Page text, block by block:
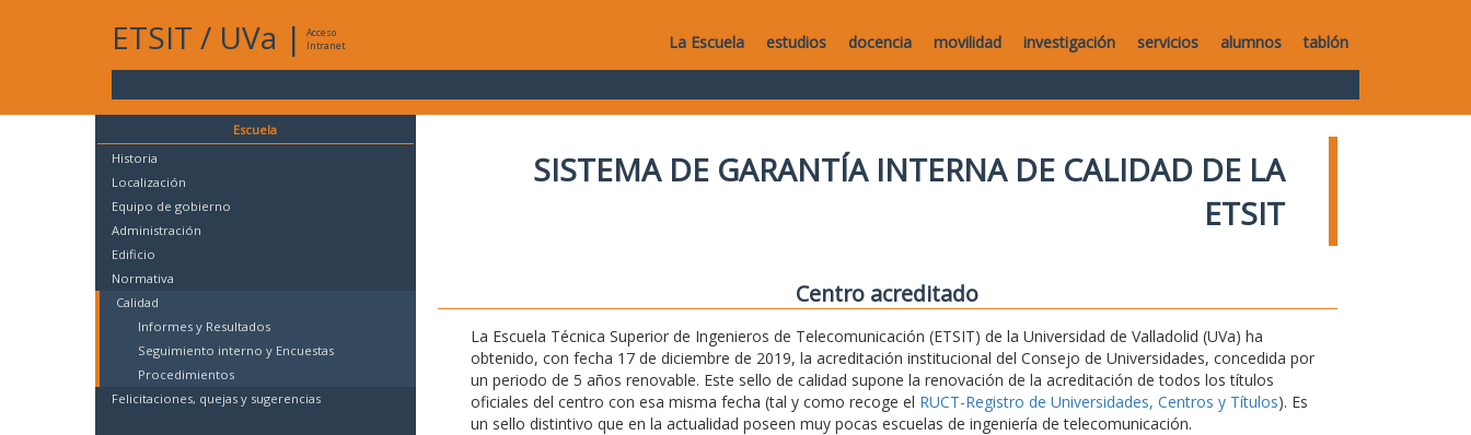
ETSIT / UVa |
Acceso
Intranet
La Escuela estudios docencia movilidad investigación servicios alumnos tablón
Escuela
Historia
Localización
Equipo de gobierno
Administración
Edificio
Normativa
Calidad
Informes y Resultados
Seguimiento interno y Encuestas
Procedimientos
Felicitaciones, quejas y sugerencias
SISTEMA DE GARANTÍA INTERNA DE CALIDAD DE LA
ETSIT
Centro acreditado
La Escuela Técnica Superior de Ingenieros de Telecomunicación (ETSIT) de la Universidad de Valladolid (UVa) ha
obtenido, con fecha 17 de diciembre de 2019, la acreditación institucional del Consejo de Universidades, concedida por
un periodo de 5 años renovable. Este sello de calidad supone la renovación de la acreditación de todos los títulos
oficiales del centro con esa misma fecha (tal y como recoge el RUCT-Registro de Universidades, Centros y Títulos). Es
un sello distintivo que en la actualidad poseen muy pocas escuelas de ingeniería de telecomunicación.